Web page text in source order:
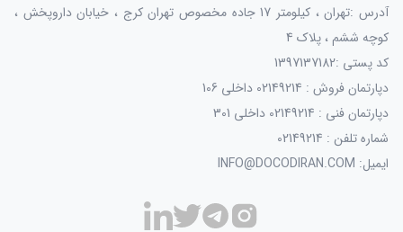
آدرس :تهران ، کیلومتر 17 جاده مخصوص تهران کرج ، خیابان داروپخش ،
کوچه ششم ، پلاک 4
کد پستی :1397137182
دپارتمان فروش : 02149214 داخلی 106
دپارتمان فنی : 02149214 داخلی 301
شماره تلفن : 02149214
ایمیل: INFO@DOCODIRAN.COM